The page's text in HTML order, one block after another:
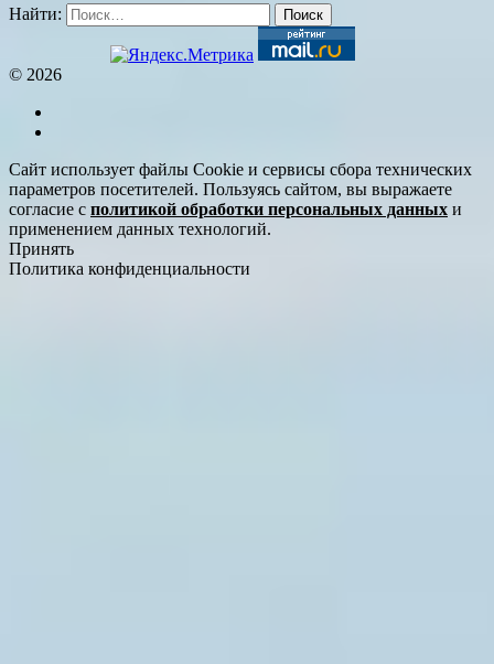
Найти:
© 2026
Сайт использует файлы Cookie и сервисы сбора технических
параметров посетителей. Пользуясь сайтом, вы выражаете
согласие с политикой обработки персональных данных и
применением данных технологий.
Принять
Политика конфиденциальности